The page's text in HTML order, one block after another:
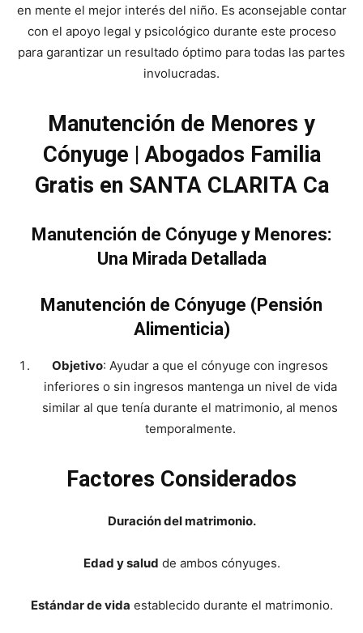
en mente el mejor interés del niño. Es aconsejable contar
con el apoyo legal y psicológico durante este proceso
para garantizar un resultado óptimo para todas las partes
involucradas.
Manutención de Menores y
Cónyuge | Abogados Familia
Gratis en SANTA CLARITA Ca
Manutención de Cónyuge y Menores:
Una Mirada Detallada
Manutención de Cónyuge (Pensión
Alimenticia)
Objetivo: Ayudar a que el cónyuge con ingresos
inferiores o sin ingresos mantenga un nivel de vida
similar al que tenía durante el matrimonio, al menos
temporalmente.
Factores Considerados
Duración del matrimonio.
Edad y salud de ambos cónyuges.
Estándar de vida establecido durante el matrimonio.